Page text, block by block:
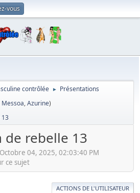
vous
contrôlée ► Présentations
Messoa,Azurine)
13
rebelle 13
04, 2025, 02:03:40 PM
ce sujet
ACTIONS DE L'UTILISATEUR